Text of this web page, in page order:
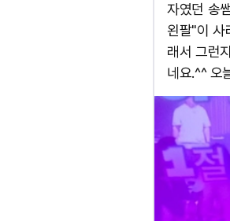
자였던 송
왼팔"이 사
래서 그런
네요.^^ 오